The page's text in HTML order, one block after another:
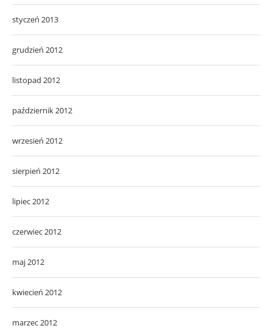
styczeń 2013
grudzień 2012
listopad 2012
październik 2012
wrzesień 2012
sierpień 2012
lipiec 2012
czerwiec 2012
maj 2012
kwiecień 2012
marzec 2012